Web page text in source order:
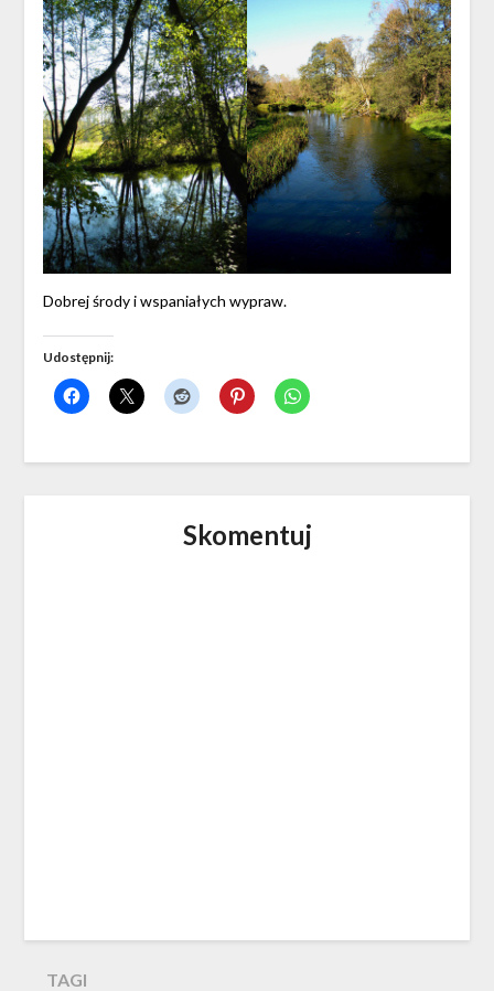
Dobrej środy i wspaniałych wypraw.
Udostępnij:
Skomentuj
TAGI